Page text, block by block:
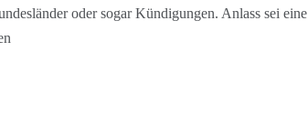
oder sogar Kündigungen. Anlass sei eine